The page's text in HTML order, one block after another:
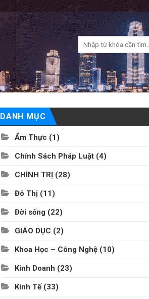
DANH MỤC
Ẩm Thực (1)
Chính Sách Pháp Luật (4)
CHÍNH TRỊ (28)
Đô Thị (11)
Đời sống (22)
GIÁO DỤC (2)
Khoa Học – Công Nghệ (10)
Kinh Doanh (23)
Kinh Tế(33)